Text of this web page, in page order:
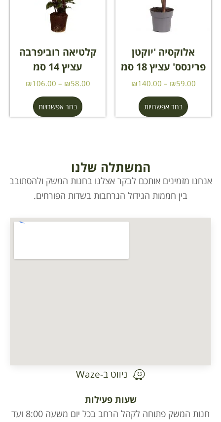
אלוקסיה 'יוקטן
פרינסס' עציץ 18 סמ
₪59.00
–
₪140.00
בחר אפשרויות
קלטיאה רוביפרבה
עציץ 14 סמ
₪58.00
–
₪106.00
בחר אפשרויות
המשתלה שלנו
אנחנו מזמינים אותכם לבקר אצלנו בחנות המשק ולהסתובב
בין חממות הגידול הנרחבות בשדות הפורחים.
ניווט ב-Waze
שעות פעילות
חנות המשק פתוחה לקהל הרחב בכל יום משעה 8:00 ועד